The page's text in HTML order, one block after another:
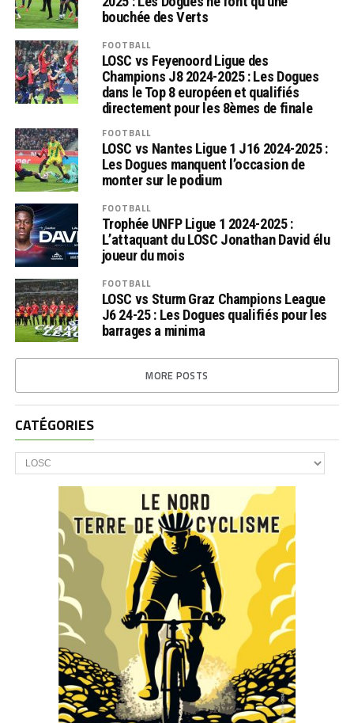
bouchée des Verts
FOOTBALL
LOSC vs Feyenoord Ligue des
Champions J8 2024-2025 : Les Dogues
dans le Top 8 européen et qualifiés
directement pour les 8èmes de finale
FOOTBALL
LOSC vs Nantes Ligue 1 J16 2024-2025 :
Les Dogues manquent l’occasion de
monter sur le podium
FOOTBALL
Trophée UNFP Ligue 1 2024-2025 :
L’attaquant du LOSC Jonathan David élu
joueur du mois
FOOTBALL
LOSC vs Sturm Graz Champions League
J6 24-25 : Les Dogues qualifiés pour les
barrages a minima
MORE POSTS
CATÉGORIES
CATÉGORIES